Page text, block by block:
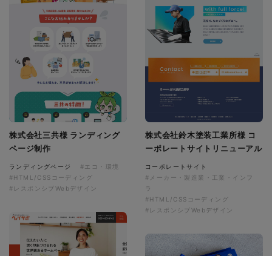
株式会社三共様 ランディング
ページ制作
ランディングページ
#エコ・環境
#HTML/CSSコーディング
#レスポンシブWebデザイン
株式会社鈴木塗装工業所様 コ
ーポレートサイトリニューアル
コーポレートサイト
#メーカー・製造業・工業・インフ
ラ
#HTML/CSSコーディング
#レスポンシブWebデザイン